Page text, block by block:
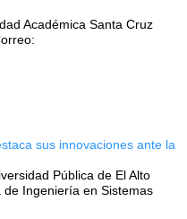
Académica Santa Cruz
sus innovaciones ante la
Pública de El Alto
de Ingeniería en Sistemas